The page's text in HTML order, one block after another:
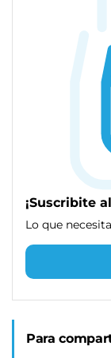
¡Suscribite
Lo que
Para